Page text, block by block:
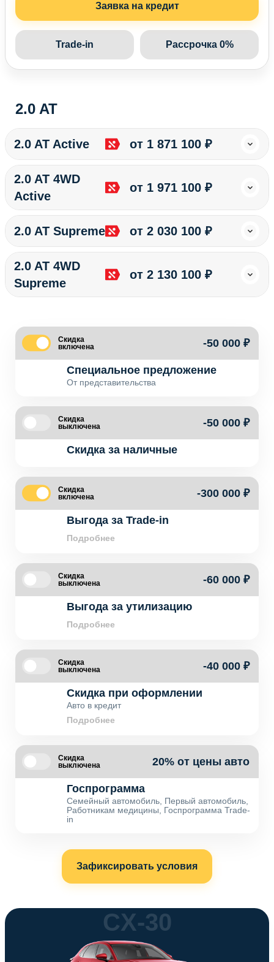
Заявка на кредит
Trade-in Рассрочка 0%
2.0 AT
2.0 AT Active от 1 871 100 ₽
2.0 AT 4WD
Active
от 1 971 100 ₽
2.0 AT Supreme от 2 030 100 ₽
2.0 AT 4WD
Supreme
от 2 130 100 ₽
Скидка
включена
-50 000 ₽
Специальное предложение
От представительства
Скидка
выключена
-50 000 ₽
Скидка за наличные
Скидка
включена
-300 000 ₽
Выгода за Trade-in
Подробнее
Скидка
выключена
-60 000 ₽
Выгода за утилизацию
Подробнее
Скидка
выключена
-40 000 ₽
Скидка при оформлении
Авто в кредит
Подробнее
Скидка
выключена
20% от цены авто
Госпрограмма
Семейный автомобиль, Первый автомобиль,
Работникам медицины, Госпрограмма Trade-
in
Зафиксировать условия
CX-30